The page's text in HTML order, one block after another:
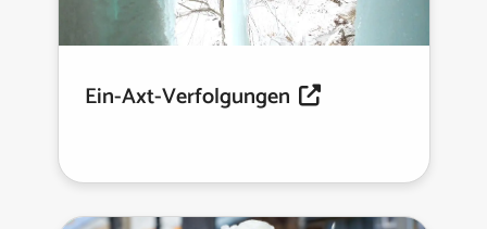
Ein-Axt-Verfolgungen